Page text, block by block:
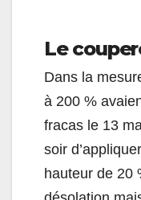
Le
Dans la
à 200 %
fracas le 13
soir
hauteur de 20